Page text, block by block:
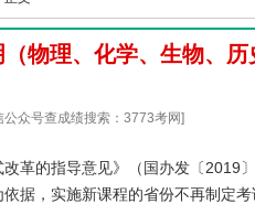
物理、化学、生物、历
众号查成绩搜索：3773考网]
革的指导意见》（国办发〔2019
据，实施新课程的省份不再制定